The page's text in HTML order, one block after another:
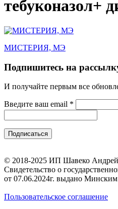
тебуконазол+
МИСТЕРИЯ, МЭ
Подпишитесь на
И получайте первым все
Введите ваш email *
© 2018-2025 ИП Шавеко
Свидетельство о
от 07.06.2024г. выдано
Пользовательское соглашение